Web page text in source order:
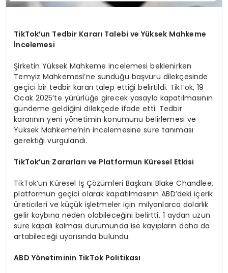
TikTok’un Tedbir Kararı Talebi ve Yüksek Mahkeme
İncelemesi
Şirketin Yüksek Mahkeme incelemesi beklenirken
Temyiz Mahkemesi’ne sunduğu başvuru dilekçesinde
geçici bir tedbir kararı talep ettiği belirtildi. TikTok, 19
Ocak 2025’te yürürlüğe girecek yasayla kapatılmasının
gündeme geldiğini dilekçede ifade etti. Tedbir
kararının yeni yönetimin konumunu belirlemesi ve
Yüksek Mahkeme’nin incelemesine süre tanıması
gerektiği vurgulandı.
TikTok’un Zararları ve Platformun Küresel Etkisi
TikTok’un Küresel İş Çözümleri Başkanı Blake Chandlee,
platformun geçici olarak kapatılmasının ABD’deki içerik
üreticileri ve küçük işletmeler için milyonlarca dolarlık
gelir kaybına neden olabileceğini belirtti. 1 aydan uzun
süre kapalı kalması durumunda ise kayıpların daha da
artabileceği uyarısında bulundu.
ABD Yönetiminin TikTok Politikası